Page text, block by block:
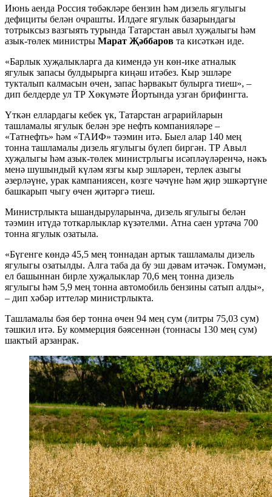
Июнь аенда Россия төбәкләре бензин һәм дизель ягулыгы
дефициты белән очрашты. Илдәге ягулык базарындагы
тотрыксыз вазгыять турында Татарстан авыл хуҗалыгы һәм
азык-төлек министры Марат Җәббаров та кисәткән иде.
«Барлык хуҗалыкларга да кимендә ун көн-ике атналык
ягулык запасы булдырырга киңәш итәбез. Кыр эшләре
тукталып калмасын өчен, запас һәрвакыт булырга тиеш», –
дип белдерде ул ТР Хөкүмәте Йортында узган брифингта.
Үткән еллардагы кебек үк, Татарстан аграрийларын
ташламалы ягулык белән эре нефть компанияләре –
«Татнефть» һәм «ТАИФ» тәэмин итә. Быел алар 140 мең
тонна ташламалы дизель ягулыгы бүлеп биргән. ТР Авыл
хуҗалыгы һәм азык-төлек министрлыгы исәпләүләренчә, нәкъ
менә шушындый күләм язгы кыр эшләрен, терлек азыгы
әзерләүне, урак кампаниясен, көзге чәчүне һәм җир эшкәртүне
башкарып чыгу өчен җитәргә тиеш.
Министрлыкта ышандыруларынча, дизель ягулыгы белән
тәэмин итүдә тоткарлыклар күзәтелми. Атна саен уртача 700
тонна ягулык озатыла.
«Бүгенге көндә 45,5 мең тоннадан артык ташламалы дизель
ягулыгы озатылды. Алга таба да бу эш дәвам итәчәк. Гомумән,
ел башыннан бирле хуҗалыклар 70,6 мең тонна дизель
ягулыгы һәм 5,9 мең тонна автомобиль бензины сатып алды»,
– дип хәбәр иттеләр министрлыкта.
Ташламалы бәя бер тонна өчен 94 мең сум (литры 75,03 сум)
тәшкил итә. Бу коммерция бәясеннән (тоннасы 130 мең сум)
шактый арзанрак.